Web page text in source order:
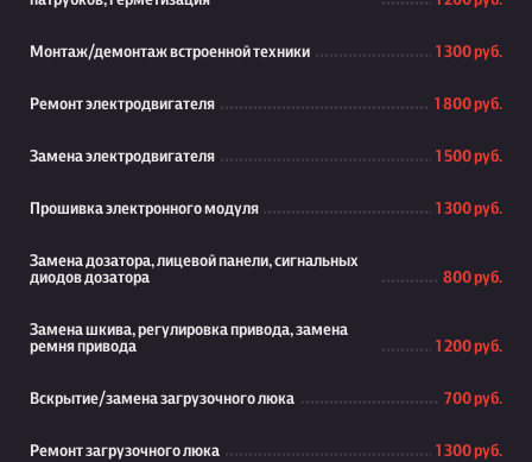
Монтаж/демонтаж встроенной техники 1 300 руб.
Ремонт электродвигателя 1 800 руб.
Замена электродвигателя 1 500 руб.
Прошивка электронного модуля 1 300 руб.
Замена дозатора, лицевой панели, сигнальных
диодов дозатора
800 руб.
Замена шкива, регулировка привода, замена
ремня привода
1 200 руб.
Вскрытие/замена загрузочного люка 700 руб.
Ремонт загрузочного люка 1 300 руб.